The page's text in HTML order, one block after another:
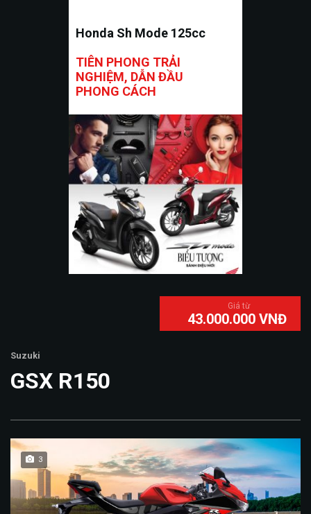
Honda Sh Mode 125cc
TIÊN PHONG TRẢI
NGHIỆM, DẪN ĐẦU
PHONG CÁCH
Giá từ
43.000.000 VNĐ
Suzuki
GSX R150
3